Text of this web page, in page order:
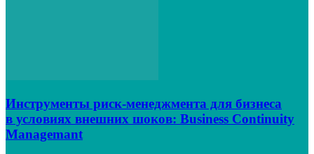
Инструменты риск-менеджмента для бизнеса
в условиях внешних шоков: Business Continuity
Managemant